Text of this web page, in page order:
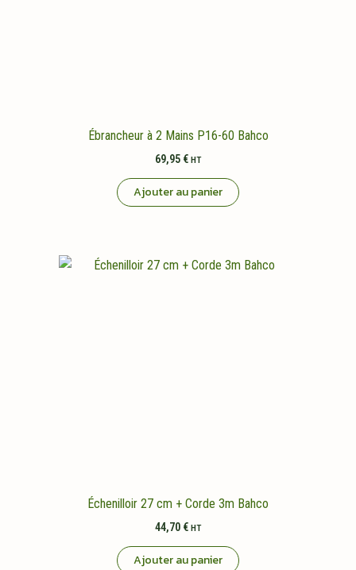
Ébrancheur à 2 Mains P16-60 Bahco
69,95 € HT
Ajouter au panier
Échenilloir 27 cm + Corde 3m Bahco
44,70 € HT
Ajouter au panier